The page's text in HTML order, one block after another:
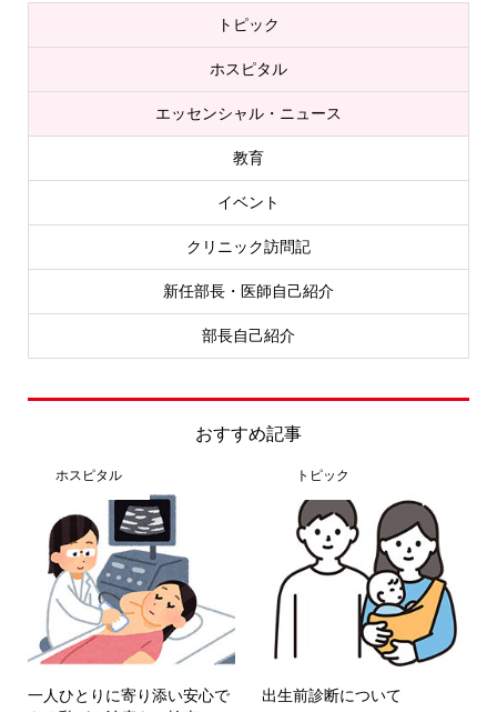
トピック
ホスピタル
エッセンシャル・ニュース
教育
イベント
クリニック訪問記
新任部長・医師自己紹介
部長自己紹介
おすすめ記事
ホスピタル
一人ひとりに寄り添い安心で
トピック
出生前診断について